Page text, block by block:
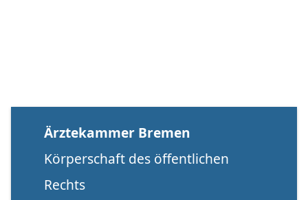
Ärztekammer Bremen
Körperschaft des öffentlichen
Rechts